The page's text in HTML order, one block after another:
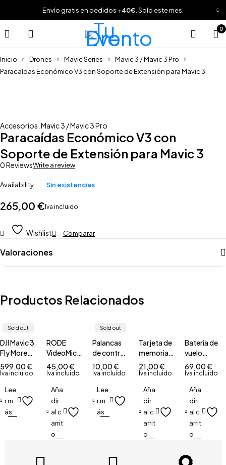
Envío gratis en pedidos +40€ . Solo este mes.
0
Inicio Drones Mavic Series
Mavic 3 / Mavic 3 Pro
Paracaídas Económico V3 con Soporte de Extensión para Mavic 3
Accesorios Mavic 3 / Mavic 3 Pro
Paracaídas Económico V3 con
Soporte de Extensión para Mavic 3
0 ReviewsWrite a review
Availability Sin existencias
265,00 € Iva incluido
Wishlist Comparar
Valoraciones
Productos Relacionados
Sold out
DJI Mavic 3
Fly More
Kit
599,00€
Iva incluido
Lee
r m
ás
RODE
VideoMicro
& Osmo -
Quick
360° Mic
Mount
45,00€
Iva incluido
Aña
dir
al c
arrit
o
Sold out
Palancas
de control
DJI RC-
N1/N2
10,00€
Iva incluido
Lee
r m
ás
Tarjeta de
memoria
Sandisk
Ultra 533x
21,00€
Iva incluido
Aña
dir
al c
arrit
o
Batería de
vuelo
inteligente
DJI Mini 4
69,00€
Iva incluido
Aña
dir
al c
arrit
o